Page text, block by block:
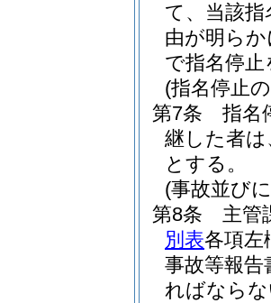
て、当該
由が明ら
で指名停
(指名停止
第7条
指名
継した者
とする。
(事故並び
第8条
主管
別表各項左
事故等報告
ればなら